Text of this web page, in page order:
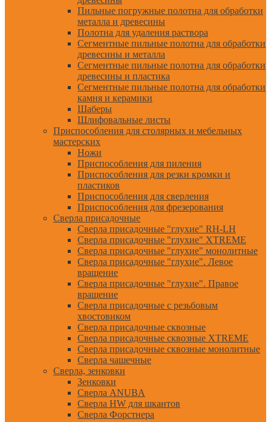
Пильные погружные полотна для обработки
металла и древесины
Полотна для удаления раствора
Сегментные пильные полотна для обработки
древесины и металла
Сегментные пильные полотна для обработки
древесины и пластика
Сегментные пильные полотна для обработки
камня и керамики
Шаберы
Шлифовальные листы
Приспособления для столярных и мебельных
мастерских
Ножи
Приспособления для пиления
Приспособления для резки кромки и
пластиков
Приспособления для сверления
Приспособления для фрезерования
Сверла присадочные
Сверла присадочные "глухие" RH-LH
Сверла присадочные "глухие" XTREME
Сверла присадочные "глухие" монолитные
Сверла присадочные "глухие". Левое
вращение
Сверла присадочные "глухие". Правое
вращение
Сверла присадочные с резьбовым
хвостовиком
Сверла присадочные сквозные
Сверла присадочные сквозные XTREME
Сверла присадочные сквозные монолитные
Сверла чашечные
Сверла, зенковки
Зенковки
Сверла ANUBA
Сверла HW для шкантов
Сверла Форстнера